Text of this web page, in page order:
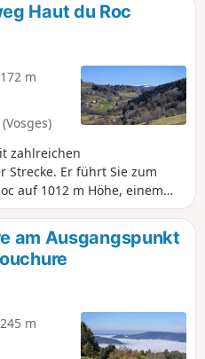
Haut du Roc
m
zahlreichen
Strecke. Er führt Sie zum
auf 1012 m Höhe, einem
einem herrlichen Panorama
Remiremont.
am Ausgangspunkt
m